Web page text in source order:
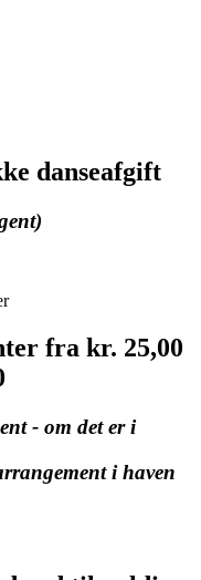
danseafgift
fra kr. 25,00
- om det er i
i haven